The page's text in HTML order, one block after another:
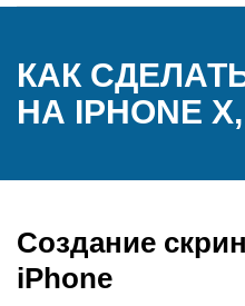
КАК
НА IPHONE
Создание
iPhone